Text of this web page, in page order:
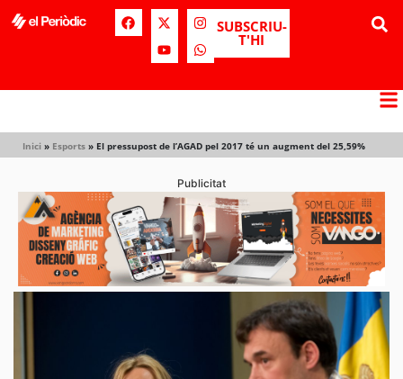
SUBSCRIU-
T'HI
Inici » Esports » El pressupost de l’AGAD pel 2017 té un augment del 25,59%
Publicitat